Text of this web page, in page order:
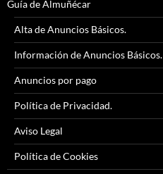
Guía de Almuñécar
Alta de Anuncios Básicos.
Información de Anuncios Básicos.
Anuncios por pago
Política de Privacidad.
Aviso Legal
Política de Cookies